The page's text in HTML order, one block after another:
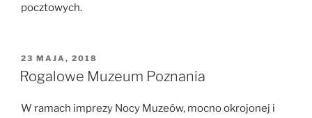
pocztowych.
OPUBLIKOWANE
W
23 MAJA, 2018
Rogalowe Muzeum Poznania
W ramach imprezy Nocy Muzeów, mocno okrojonej i